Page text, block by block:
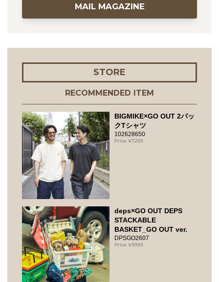
MAIL MAGAZINE
STORE
RECOMMENDED ITEM
BIGMIKE×GO OUT 2パッ
クTシャツ
102628650
7200
deps×GO OUT DEPS
STACKABLE
BASKET_GO OUT ver.
DPSGO2607
3950